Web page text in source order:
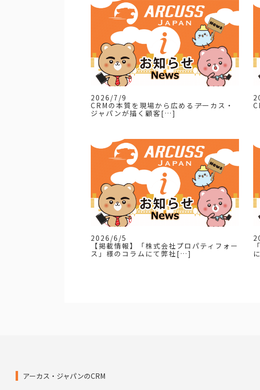
2026/7/9
CRMの本質を現場から広める――アーカス・
ジャパンが描く顧客[…]
2026/6/5
【掲載情報】「株式会社プロパティフォー
ス」様のコラムにて弊社[…]
アーカス・ジャパンのCRM